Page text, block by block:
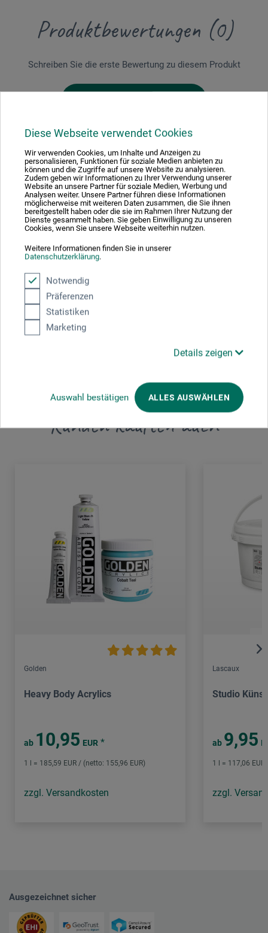
Diese Webseite verwendet Cookies
Wir verwenden Cookies, um Inhalte und Anzeigen zu
personalisieren, Funktionen für soziale Medien anbieten zu
können und die Zugriffe auf unsere Website zu analysieren.
Zudem geben wir Informationen zu Ihrer Verwendung unserer
Website an unsere Partner für soziale Medien, Werbung und
Analysen weiter. Unsere Partner führen diese Informationen
möglicherweise mit weiteren Daten zusammen, die Sie ihnen
bereitgestellt haben oder die sie im Rahmen Ihrer Nutzung der
Dienste gesammelt haben. Sie geben Einwilligung zu unseren
Cookies, wenn Sie unsere Webseite weiterhin nutzen.
Weitere Informationen finden Sie in unserer
Datenschutzerklärung.
Notwendig
Präferenzen
Statistiken
Marketing
Details zeigen
Auswahl bestätigen ALLES AUSWÄHLEN
Produktbewertungen (0)
Schreiben Sie die erste Bewertung zu diesem Produkt
Hersteller-Kontakt
Hier finden Sie die Kontaktdaten des Herstellers zu
diesem Produkt.
Gewerkenstr. 2
58456 Witten
DEUTSCHLAND
Kunden kauften auch
Golden
Heavy Body Acrylics
ab 10,95 EUR *
1 l = 185,59 EUR / (netto: 155,96 EUR)
zzgl. Versandkosten
Lascaux
Studio
ab 9,95
1 l = 117,06
zzgl.
Ausgezeichnet sicher